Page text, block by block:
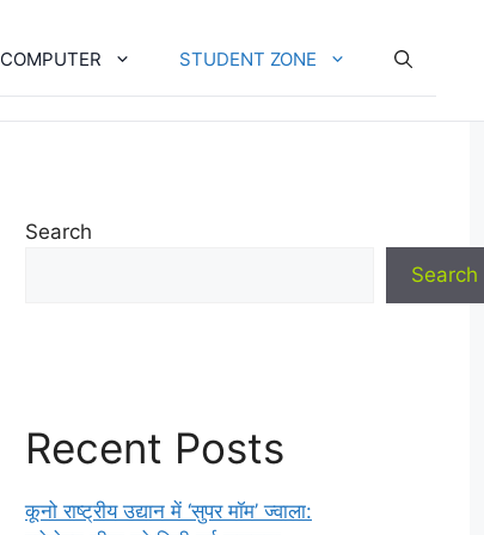
COMPUTER STUDENT ZONE
Search
Search
Recent Posts
कूनो राष्ट्रीय उद्यान में ‘सुपर मॉम’ ज्वाला: